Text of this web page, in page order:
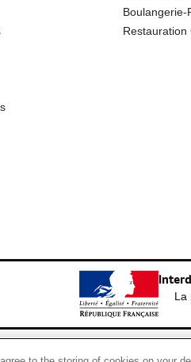
Boulangerie-
Restauration
La